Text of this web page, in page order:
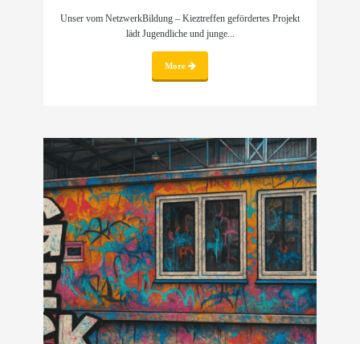
Unser vom NetzwerkBildung – Kieztreffen gefördertes Projekt
lädt Jugendliche und junge...
More